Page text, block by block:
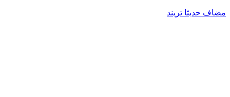
مضاف حديثا تريند